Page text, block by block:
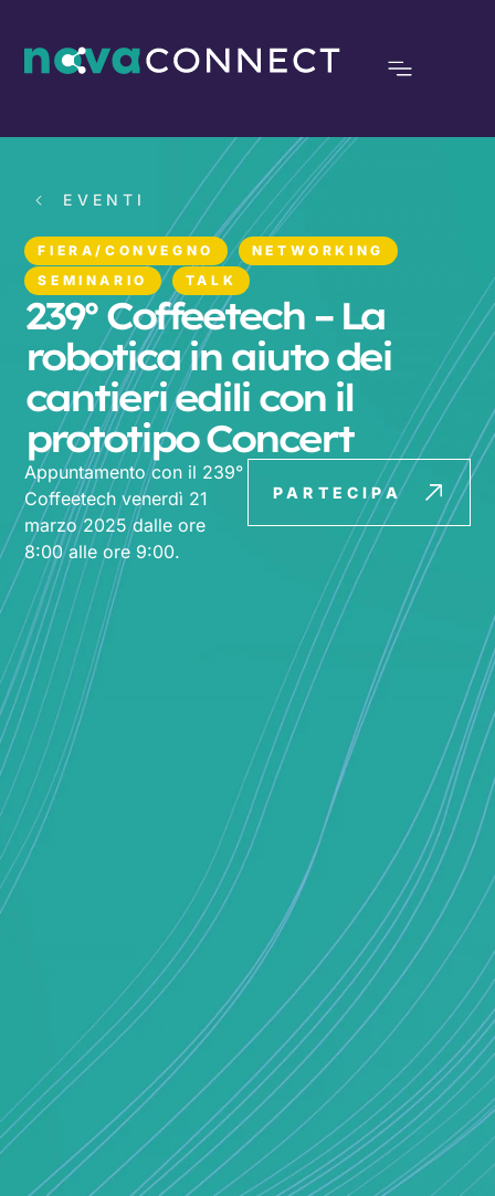
EVENTI
FIERA/CONVEGNO
NETWORKING
SEMINARIO
TALK
239° Coffeetech – La
robotica in aiuto dei
cantieri edili con il
prototipo Concert
Appuntamento con il 239°
Coffeetech venerdì 21
marzo 2025 dalle ore
8:00 alle ore 9:00.
PARTECIPA